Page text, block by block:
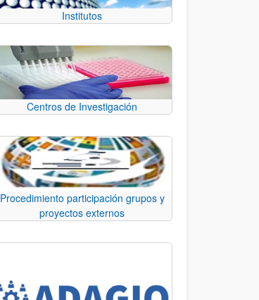
Institutos
Centros de Investigación
Procedimiento participación grupos y
proyectos externos